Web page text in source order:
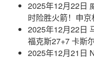
2025年12月22日
时险胜火箭！申
2025年12月22日
福克斯27+7 卡斯
2025年12月21日